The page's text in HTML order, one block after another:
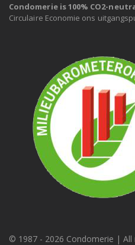
Condomerie is 100% CO2-
Circulaire Economie ons
© 1987 - 2026 Condomerie |